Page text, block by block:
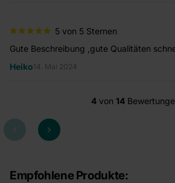
5 von 5 Sternen
Gute Beschreibung ,gute Qualitäten
Heiko14. Mai 2024
4von 14
Empfohlene Produkte: